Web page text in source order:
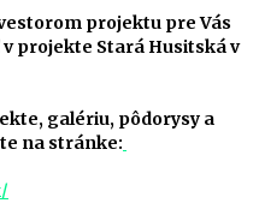
projektu pre Vás
projekte Stará Husitská v
galériu, pôdorysy a
na stránke: